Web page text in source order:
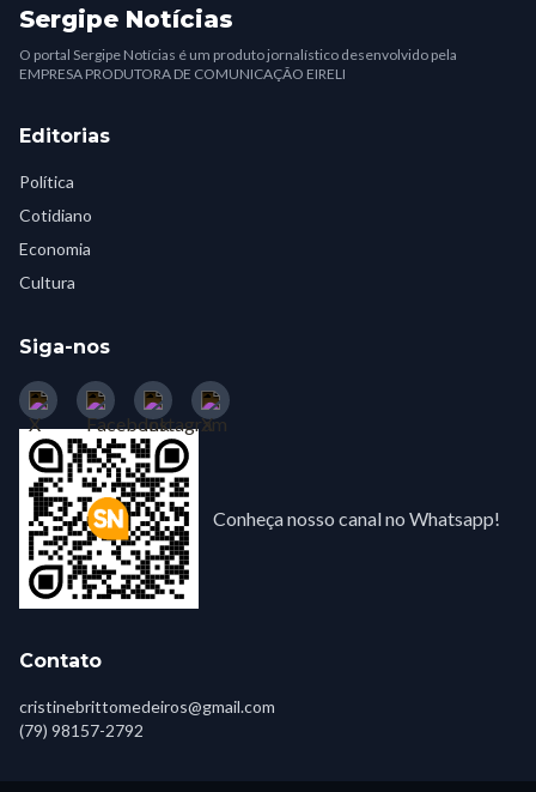
Sergipe Notícias
O portal Sergipe Notícias é um produto jornalístico desenvolvido pela
EMPRESA PRODUTORA DE COMUNICAÇÃO EIRELI
Editorias
Política
Cotidiano
Economia
Cultura
Siga-nos
Conheça nosso canal no Whatsapp!
Contato
cristinebrittomedeiros@gmail.com
(79) 98157-2792